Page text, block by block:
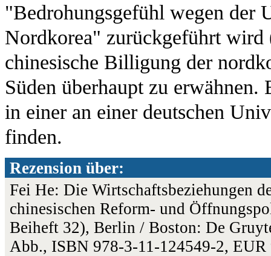
"Bedrohungsgefühl wegen der
Nordkorea" zurückgeführt wird
chinesische Billigung der
Süden überhaupt zu erwähnen.
in einer an einer deutschen
finden.
Rezension über:
Fei He: Die Wirtschaftsbeziehungen
chinesischen Reform- und
Beiheft 32), Berlin / Boston: De
Abb., ISBN 978-3-11-124549-2, EUR